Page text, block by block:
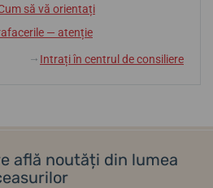
să vă orientați
— atenție
↓ Intrați în centrul de consiliere
află noutăți din lumea